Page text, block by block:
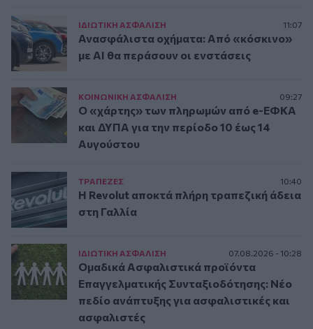
ΙΔΙΩΤΙΚΗ ΑΣΦAΛΙΣΗ 11:07
Ανασφάλιστα οχήματα: Από «κόσκινο»
με AI θα περάσουν οι ενστάσεις
ΚΟΙΝΩΝΙΚΗ ΑΣΦAΛΙΣΗ 09:27
Ο «χάρτης» των πληρωμών από e-ΕΦΚΑ
και ΔΥΠΑ για την περίοδο 10 έως 14
Αυγούστου
ΤΡAΠΕΖΕΣ 10:40
Η Revolut αποκτά πλήρη τραπεζική άδεια
στη Γαλλία
ΙΔΙΩΤΙΚΗ ΑΣΦAΛΙΣΗ 07.08.2026 - 10:28
Ομαδικά Ασφαλιστικά προϊόντα
Επαγγελματικής Συνταξιοδότησης: Νέο
πεδίο ανάπτυξης για ασφαλιστικές και
ασφαλιστές